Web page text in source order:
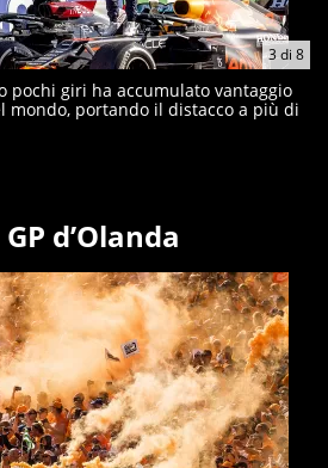
3di 8
pochi giri ha accumulato vantaggio
mondo, portando il distacco a più di
d’Olanda